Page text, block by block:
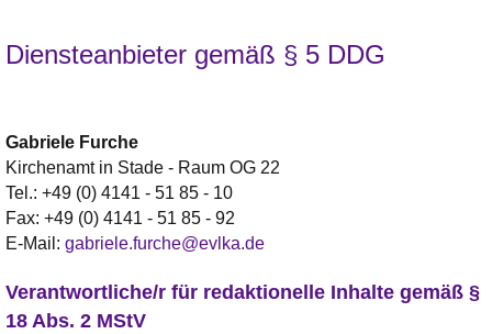
Diensteanbieter gemäß § 5 DDG
Gabriele Furche
Kirchenamt in Stade - Raum OG 22
Tel.: +49 (0) 4141 - 51 85 - 10
Fax: +49 (0) 4141 - 51 85 - 92
E-Mail: gabriele.furche@evlka.de
Verantwortliche/r für redaktionelle Inhalte gemäß §
18 Abs. 2 MStV